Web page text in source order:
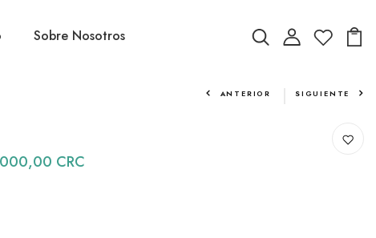
Sobre Nosotros
ANTERIOR SIGUIENTE
CRC